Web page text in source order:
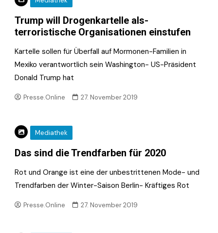
Trump will Drogenkartelle als-
terroristische Organisationen einstufen
Kartelle sollen für Überfall auf Mormonen-Familien in
Mexiko verantwortlich sein Washington- US-Präsident
Donald Trump hat
Presse.Online 27. November 2019
Mediathek
Das sind die Trendfarben für 2020
Rot und Orange ist eine der unbestrittenen Mode- und
Trendfarben der Winter-Saison Berlin- Kräftiges Rot
Presse.Online 27. November 2019